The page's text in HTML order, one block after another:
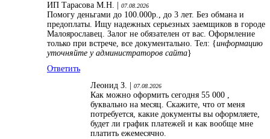
ИП Тарасова М.Н. | 07.08.2026
Помогу деньгами до 100.000р., до 3 лет. Без обмана и
предоплаты. Ищу надежных серьезных заемщиков в городе
Малоярославец. Залог не обязателен от вас. Оформление
только при встрече, все документально. Тел: {информацию
уточняйте у администраторов сайта}
Ответить
Леонид З. |
07.08.2026
Как можно оформить сегодня 55 000 ,
буквально на месяц. Скажите, что от меня
потребуется, какие документы вы оформляете,
будет ли график платежей и как вообще мне
платить ежемесячно.